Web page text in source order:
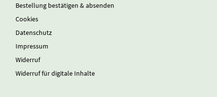
Bestellung bestätigen & absenden
Cookies
Datenschutz
Impressum
Widerruf
Widerruf für digitale Inhalte